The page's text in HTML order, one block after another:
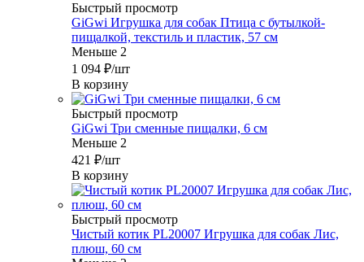
Быстрый просмотр
GiGwi Игрушка для собак Птица с бутылкой-
пищалкой, текстиль и пластик, 57 см
Меньше 2
1 094 ₽/шт
В корзину
Быстрый просмотр
GiGwi Три сменные пищалки, 6 см
Меньше 2
421 ₽/шт
В корзину
Быстрый просмотр
Чистый котик PL20007 Игрушка для собак Лис,
плюш, 60 см